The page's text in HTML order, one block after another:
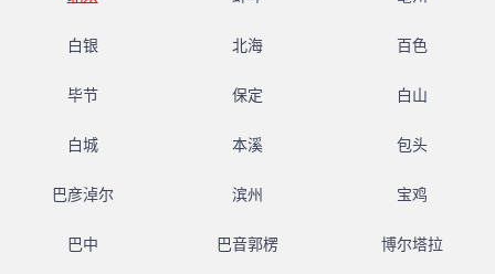
白银 北海 百色
毕节 保定 白山
白城 本溪 包头
巴彦淖尔 滨州 宝鸡
巴中 巴音郭楞 博尔塔拉